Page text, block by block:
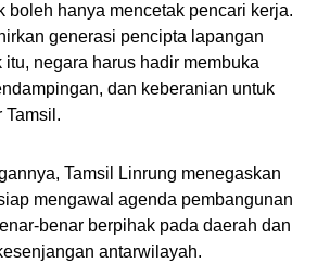
boleh hanya mencetak pencari kerja.
generasi pencipta lapangan
itu, negara harus hadir membuka
dan keberanian untuk
Tamsil.
Tamsil Linrung menegaskan
mengawal agenda pembangunan
benar berpihak pada daerah dan
antarwilayah.